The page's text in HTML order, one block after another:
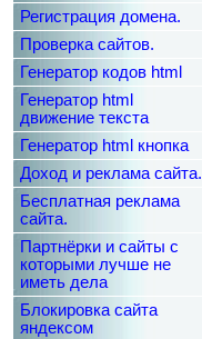
Регистрация домена.
Проверка сайтов.
Генератор кодов html
Генератор html
движение текста
Генератор html кнопка
Доход и реклама сайта.
Бесплатная реклама
сайта.
Партнёрки и сайты с
которыми лучше не
иметь дела
Блокировка сайта
яндексом